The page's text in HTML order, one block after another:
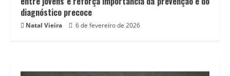
diagnóstico precoce
Natal Vieira 6 de fevereiro de 2026